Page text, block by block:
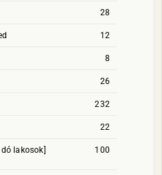
28
12
8
26
232
22
lakosok]
100